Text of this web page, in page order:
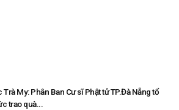
Trà My: Phân Ban Cư sĩ Phật tử TP.Đà Nẵng tổ
trao quà...